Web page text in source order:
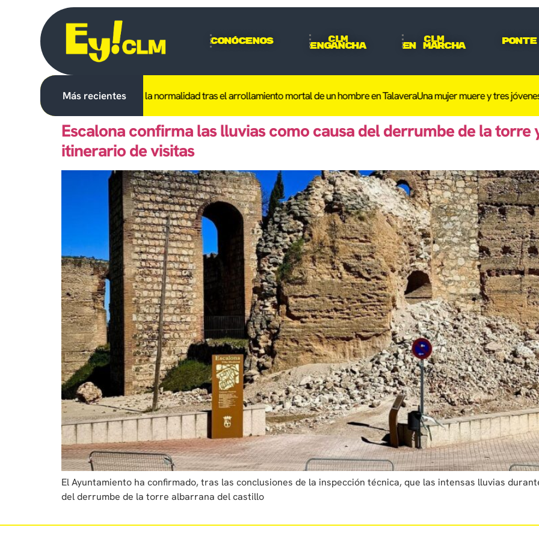
Conócenos CLM
Engancha
CLM
En Marcha
Más recientes
Madrid-Extremadura recupera la normalidad tras el arrollamiento mortal de un hombre en TalaveraUna mujer muere y tres jóvenes
Escalona confirma las lluvias como causa del derrumbe de la torre
itinerario de visitas
El Ayuntamiento ha confirmado, tras las conclusiones de la inspección técnica, que las intensas lluvias
del derrumbe de la torre albarrana del castillo